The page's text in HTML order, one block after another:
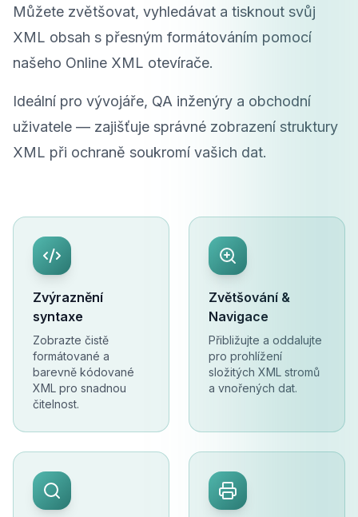
Můžete zvětšovat, vyhledávat a tisknout svůj
XML obsah s přesným formátováním pomocí
našeho Online XML otevírače.
Ideální pro vývojáře, QA inženýry a obchodní
uživatele — zajišťuje správné zobrazení struktury
XML při ochraně soukromí vašich dat.
Zvýraznění
syntaxe
Zobrazte čistě
formátované a
barevně kódované
XML pro snadnou
čitelnost.
Zvětšování &
Navigace
Přibližujte a oddalujte
pro prohlížení
složitých XML stromů
a vnořených dat.